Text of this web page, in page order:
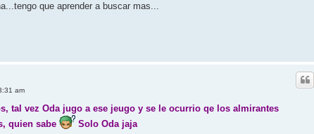
que aprender a buscar mas...
am
tal vez Oda jugo a ese jeugo y se le ocurrio qe los almirantes
quien sabe
Solo Oda jaja